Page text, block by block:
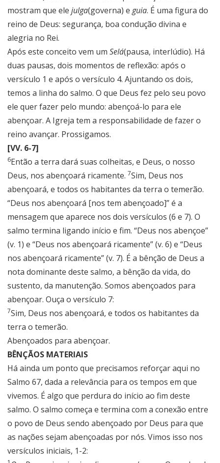
mostram que ele julga(governa) e guia. É uma figura do
reino de Deus: segurança, boa condução divina e
alegria no Rei.
Após este conceito vem um Selá(pausa, interlúdio). Há
duas pausas, dois momentos de reflexão: após o
versículo 1 e após o versículo 4. Ajuntando os dois,
temos a linha do salmo. O que Deus fez pelo seu povo
ele quer fazer pelo mundo: abençoá-lo para ele
abençoar. A Igreja tem a responsabilidade de fazer o
reino avançar. Prossigamos.
[VV. 6-7]
6Então a terra dará suas colheitas, e Deus, o nosso
Deus, nos abençoará ricamente. 7Sim, Deus nos
abençoará, e todos os habitantes da terra o temerão.
“Deus nos abençoará [nos tem abençoado]” é a
mensagem que aparece nos dois versículos (6 e 7). O
salmo termina ligando início e fim. “Deus nos abençoe”
(v. 1) e “Deus nos abençoará ricamente” (v. 6) e “Deus
nos abençoará ricamente” (v. 7). É a bênção de Deus a
nota dominante deste salmo, a bênção da vida, do
sustento, da manutenção. Somos abençoados para
abençoar. Ouça o versículo 7:
7Sim, Deus nos abençoará, e todos os habitantes da
terra o temerão.
Abençoados para abençoar.
BÊNÇÃOS MATERIAIS
Há ainda um ponto que precisamos reforçar aqui no
Salmo 67, dada a relevância para os tempos em que
vivemos. É algo que perdura do início ao fim deste
salmo. O salmo começa e termina com a conexão entre
o povo de Deus sendo abençoado por Deus para que
as nações sejam abençoadas por nós. Vimos isso nos
versículos iniciais, 1-2: